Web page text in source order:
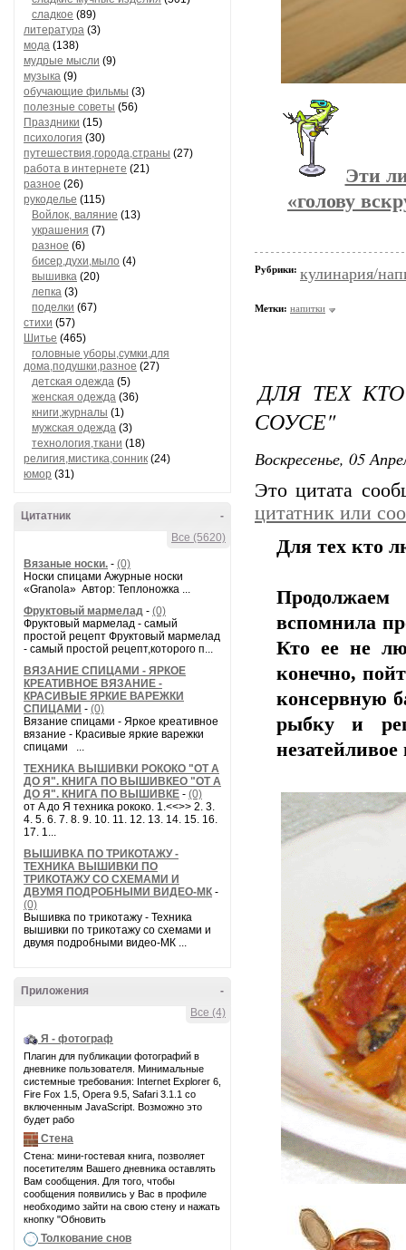
сладкое (89)
литература (3)
мода (138)
мудрые мысли (9)
музыка (9)
обучающие фильмы (3)
полезные советы (56)
Праздники (15)
психология (30)
путешествия,города,страны (27)
работа в интернете (21)
разное (26)
рукоделье (115)
Войлок, валяние (13)
украшения (7)
разное (6)
бисер,духи,мыло (4)
вышивка (20)
лепка (3)
поделки (67)
стихи (57)
Шитье (465)
головные уборы,сумки,для
дома,подушки,разное (27)
детская одежда (5)
женская одежда (36)
книги,журналы (1)
мужская одежда (3)
технология,ткани (18)
религия,мистика,сонник (24)
юмор (31)
-
Цитатник
Все (5620)
Вязаные носки. - (0)
Носки спицами Ажурные носки
«Granola» Автор: Теплоножка ...
Фруктовый мармелад - (0)
Фруктовый мармелад - самый
простой рецепт Фруктовый мармелад
- самый простой рецепт,которого п...
ВЯЗАНИЕ СПИЦАМИ - ЯРКОЕ
КРЕАТИВНОЕ ВЯЗАНИЕ -
КРАСИВЫЕ ЯРКИЕ ВАРЕЖКИ
СПИЦАМИ - (0)
Вязание спицами - Яркое креативное
вязание - Красивые яркие варежки
спицами ...
ТЕХНИКА ВЫШИВКИ РОКОКО "ОТ А
ДО Я". КНИГА ПО ВЫШИВКЕО "ОТ А
ДО Я". КНИГА ПО ВЫШИВКЕ - (0)
от A до Я техника рококо. 1.<<>> 2. 3.
4. 5. 6. 7. 8. 9. 10. 11. 12. 13. 14. 15. 16.
17. 1...
ВЫШИВКА ПО ТРИКОТАЖУ -
ТЕХНИКА ВЫШИВКИ ПО
ТРИКОТАЖУ СО СХЕМАМИ И
ДВУМЯ ПОДРОБНЫМИ ВИДЕО-МК -
(0)
Вышивка по трикотажу - Техника
вышивки по трикотажу со схемами и
двумя подробными видео-МК ...
-
Приложения
Все (4)
Я - фотограф
Плагин для публикации фотографий в
дневнике пользователя. Минимальные
системные требования: Internet Explorer 6,
Fire Fox 1.5, Opera 9.5, Safari 3.1.1 со
включенным JavaScript. Возможно это
будет рабо
Стена
Стена: мини-гостевая книга, позволяет
посетителям Вашего дневника оставлять
Вам сообщения. Для того, чтобы
сообщения появились у Вас в профиле
необходимо зайти на свою стену и нажать
кнопку "Обновить
Толкование снов
Эти
«голову
Рубрики: кулинария/
Метки: напитки
ДЛЯ ТЕХ
СОУСЕ"
Воскресенье, 05
Это цитата
цитатник или
Для тех кто
вспомнила
Кто ее не
конечно,
консервную
рыбку и